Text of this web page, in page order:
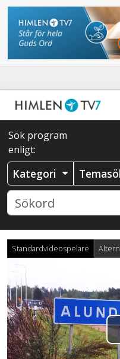
Sök program
enligt:
Kategori
Standardvideospelare